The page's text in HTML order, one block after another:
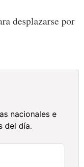
desplazarse por
nacionales e
del día.